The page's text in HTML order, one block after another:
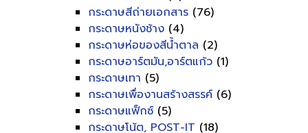
กระดาษสีถ่ายเอกสาร (76)
กระดาษหนังช้าง (4)
กระดาษห่อของสีน้ำตาล (2)
กระดาษอาร์ตมัน,อาร์ตแก้ว (1)
กระดาษเทา (5)
กระดาษเพื่องานสร้างสรรค์ (6)
กระดาษแฟ็กซ์ (5)
กระดาษโน้ต, POST-IT (18)